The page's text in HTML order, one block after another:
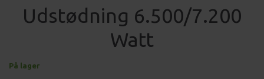
Udstødning 6.500/7.200
Watt
På lager